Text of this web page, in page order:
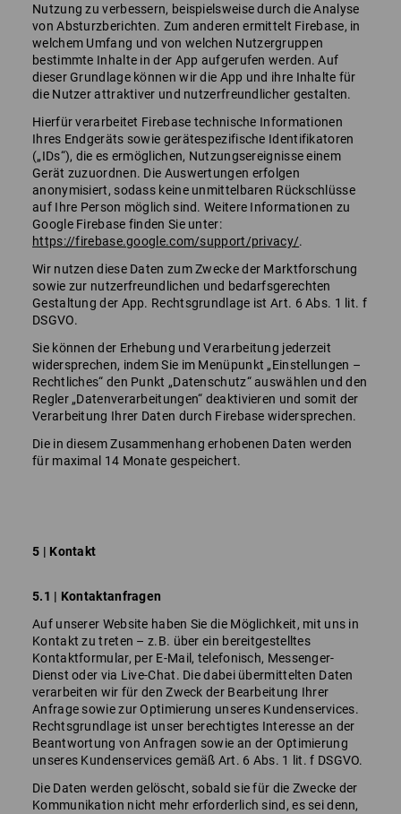
Nutzung zu verbessern, beispielsweise durch die Analyse
von Absturzberichten. Zum anderen ermittelt Firebase, in
welchem Umfang und von welchen Nutzergruppen
bestimmte Inhalte in der App aufgerufen werden. Auf
dieser Grundlage können wir die App und ihre Inhalte für
die Nutzer attraktiver und nutzerfreundlicher gestalten.
Hierfür verarbeitet Firebase technische Informationen
Ihres Endgeräts sowie gerätespezifische Identifikatoren
(„IDs“), die es ermöglichen, Nutzungsereignisse einem
Gerät zuzuordnen. Die Auswertungen erfolgen
anonymisiert, sodass keine unmittelbaren Rückschlüsse
auf Ihre Person möglich sind. Weitere Informationen zu
Google Firebase finden Sie unter:
https://firebase.google.com/support/privacy/.
Wir nutzen diese Daten zum Zwecke der Marktforschung
sowie zur nutzerfreundlichen und bedarfsgerechten
Gestaltung der App. Rechtsgrundlage ist Art. 6 Abs. 1 lit. f
DSGVO.
Sie können der Erhebung und Verarbeitung jederzeit
widersprechen, indem Sie im Menüpunkt „Einstellungen –
Rechtliches“ den Punkt „Datenschutz“ auswählen und den
Regler „Datenverarbeitungen“ deaktivieren und somit der
Verarbeitung Ihrer Daten durch Firebase widersprechen.
Die in diesem Zusammenhang erhobenen Daten werden
für maximal 14 Monate gespeichert.
5 | Kontakt
5.1 | Kontaktanfragen
Auf unserer Website haben Sie die Möglichkeit, mit uns in
Kontakt zu treten – z.B. über ein bereitgestelltes
Kontaktformular, per E-Mail, telefonisch, Messenger-
Dienst oder via Live-Chat. Die dabei übermittelten Daten
verarbeiten wir für den Zweck der Bearbeitung Ihrer
Anfrage sowie zur Optimierung unseres Kundenservices.
Rechtsgrundlage ist unser berechtigtes Interesse an der
Beantwortung von Anfragen sowie an der Optimierung
unseres Kundenservices gemäß Art. 6 Abs. 1 lit. f DSGVO.
Die Daten werden gelöscht, sobald sie für die Zwecke der
Kommunikation nicht mehr erforderlich sind, es sei denn,